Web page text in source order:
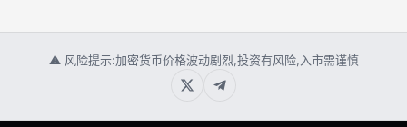
⚠ 风险提示:加密货币价格波动剧烈,投资有风险,入市需谨慎